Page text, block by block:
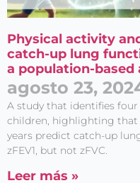
Physical activity
catch-up lung
a population-
agosto 23,
A study that identifies
children, highlighting that
years predict catch-up
zFEV1, but not zFVC.
Leer más »